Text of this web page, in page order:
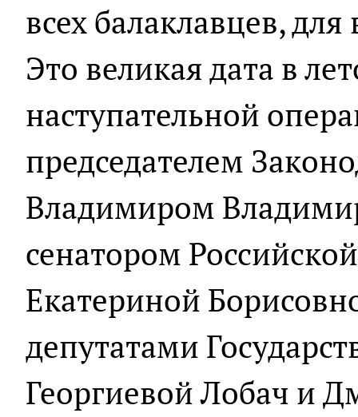
всех балаклавцев, для
Это великая дата в
наступательной
председателем
Владимиром
сенатором
Екатериной
депутатами
Георгиевой Лобач и